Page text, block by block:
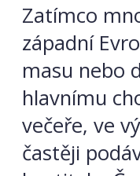
Zatímco
západní
masu nebo
hlavnímu
večeře, ve
častěji